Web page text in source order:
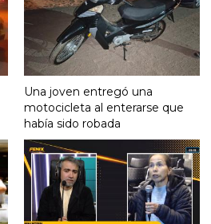
Una joven entregó una
motocicleta al enterarse que
había sido robada